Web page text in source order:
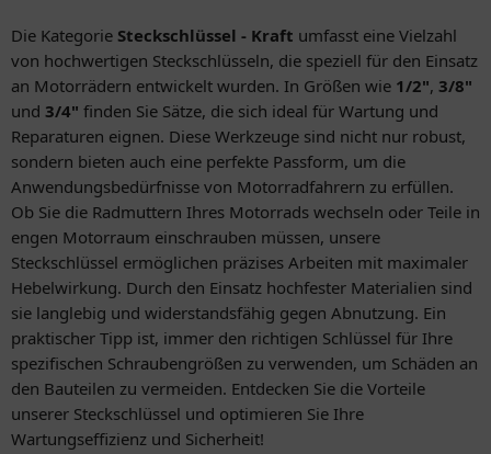
Die Kategorie Steckschlüssel - Kraft umfasst eine Vielzahl
von hochwertigen Steckschlüsseln, die speziell für den Einsatz
an Motorrädern entwickelt wurden. In Größen wie 1/2", 3/8"
und 3/4" finden Sie Sätze, die sich ideal für Wartung und
Reparaturen eignen. Diese Werkzeuge sind nicht nur robust,
sondern bieten auch eine perfekte Passform, um die
Anwendungsbedürfnisse von Motorradfahrern zu erfüllen.
Ob Sie die Radmuttern Ihres Motorrads wechseln oder Teile in
engen Motorraum einschrauben müssen, unsere
Steckschlüssel ermöglichen präzises Arbeiten mit maximaler
Hebelwirkung. Durch den Einsatz hochfester Materialien sind
sie langlebig und widerstandsfähig gegen Abnutzung. Ein
praktischer Tipp ist, immer den richtigen Schlüssel für Ihre
spezifischen Schraubengrößen zu verwenden, um Schäden an
den Bauteilen zu vermeiden. Entdecken Sie die Vorteile
unserer Steckschlüssel und optimieren Sie Ihre
Wartungseffizienz und Sicherheit!